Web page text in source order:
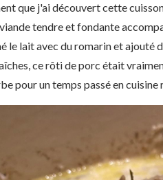
que j'ai découvert cette
tendre et fondante
le lait avec du romarin et ajouté
ce rôti de porc était
pour un temps passé en